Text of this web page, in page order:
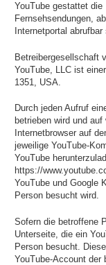
YouTube gestattet
Fernsehsendungen,
Internetportal abrufbar
Betreibergesellschaft
YouTube, LLC ist
1351, USA.
Durch jeden Aufruf
betrieben wird und
Internetbrowser auf
jeweilige YouTube-
YouTube
https://
YouTube und Google
Person besucht wird.
Sofern die betroffene
Unterseite, die ein
Person besucht.
YouTube-Account der